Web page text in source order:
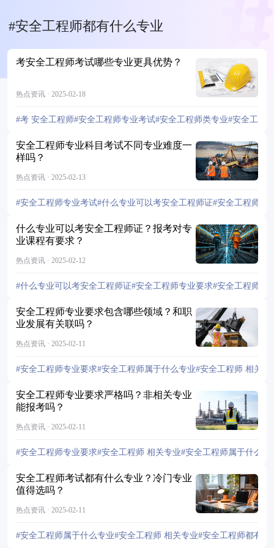
#安全工程师都有什么专业
考安全工程师考试哪些专业更具优势？
热点资讯 · 2025-02-18
#考 安全工程师#安全工程师专业考试#安全工程师类专业#安全工程
安全工程师专业科目考试不同专业难度一
样吗？
热点资讯 · 2025-02-13
#安全工程师专业考试#什么专业可以考安全工程师证#安全工程师专
什么专业可以考安全工程师证？报考对专
业课程有要求？
热点资讯 · 2025-02-12
#什么专业可以考安全工程师证#安全工程师专业要求#安全工程师 相
安全工程师专业要求包含哪些领域？和职
业发展有关联吗？
热点资讯 · 2025-02-11
#安全工程师专业要求#安全工程师属于什么专业#安全工程师 相关专
安全工程师专业要求严格吗？非相关专业
能报考吗？
热点资讯 · 2025-02-11
#安全工程师专业要求#安全工程师 相关专业#安全工程师属于什么专
安全工程师考试都有什么专业？冷门专业
值得选吗？
热点资讯 · 2025-02-11
#安全工程师属于什么专业#安全工程师 相关专业#安全工程师都有什